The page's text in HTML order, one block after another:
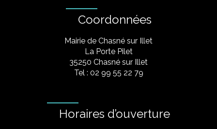
Coordonnées
Mairie de Chasné sur Illet
La Porte Pilet
35250 Chasné sur Illet
Tel : 02 99 55 22 79
Horaires d’ouverture